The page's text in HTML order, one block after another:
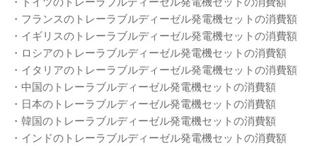
・フランスのトレーラブルディーゼル発電機セットの消費額
・イギリスのトレーラブルディーゼル発電機セットの消費額
・ロシアのトレーラブルディーゼル発電機セットの消費額
・イタリアのトレーラブルディーゼル発電機セットの消費額
・中国のトレーラブルディーゼル発電機セットの消費額
・日本のトレーラブルディーゼル発電機セットの消費額
・韓国のトレーラブルディーゼル発電機セットの消費額
・インドのトレーラブルディーゼル発電機セットの消費額